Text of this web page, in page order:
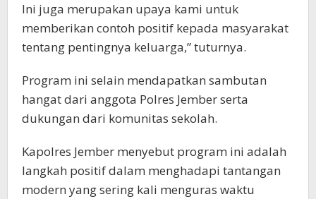
Ini juga merupakan upaya kami untuk
memberikan contoh positif kepada masyarakat
tentang pentingnya keluarga,” tuturnya.
Program ini selain mendapatkan sambutan
hangat dari anggota Polres Jember serta
dukungan dari komunitas sekolah.
Kapolres Jember menyebut program ini adalah
langkah positif dalam menghadapi tantangan
modern yang sering kali menguras waktu